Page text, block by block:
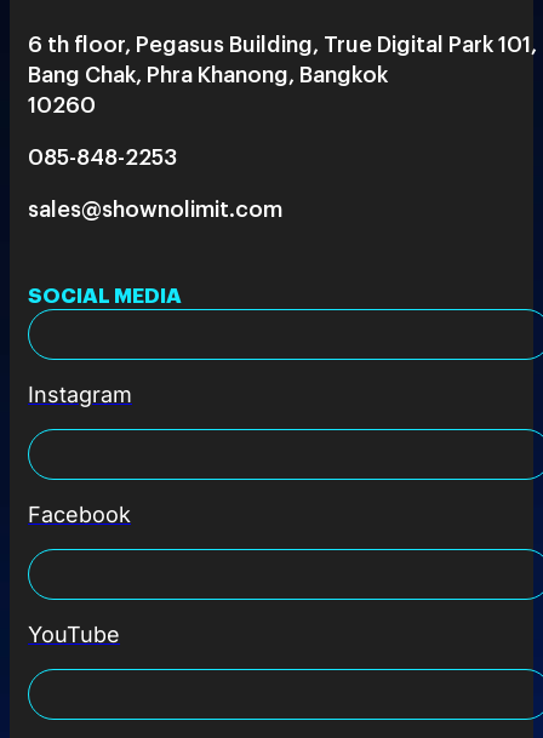
6 th floor, Pegasus Building, True Digital Park 101,
Bang Chak, Phra Khanong, Bangkok
10260
085-848-2253
sales@shownolimit.com
SOCIAL MEDIA
Instagram
Facebook
YouTube